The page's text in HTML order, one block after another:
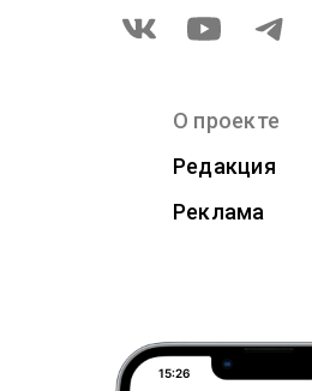
О проекте
Редакция
Реклама
15:26